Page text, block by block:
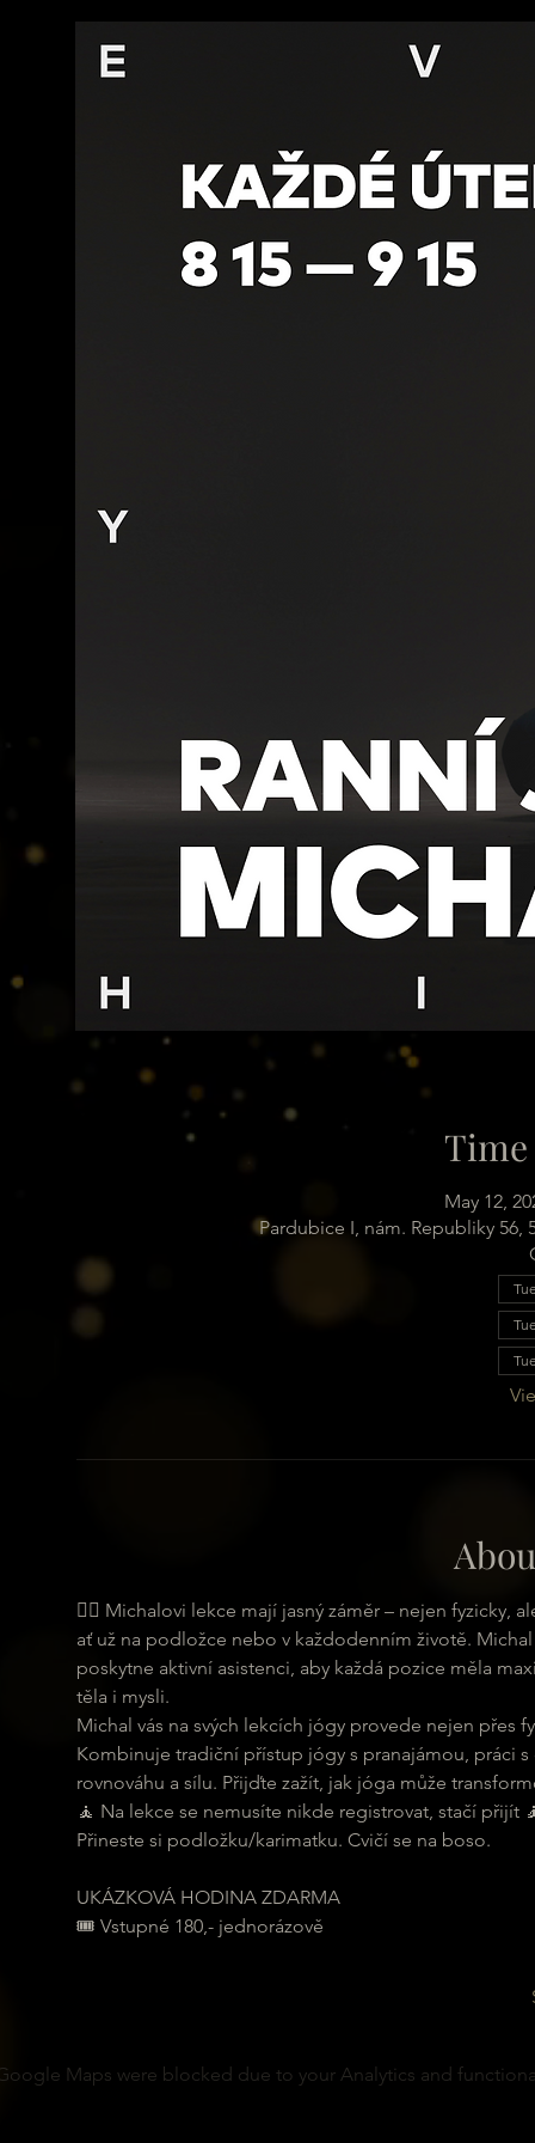
May 12,
Pardubice I, nám. Republiky 56,
🧘‍♀ Michalovi lekce mají jasný záměr – nejen
ať už na podložce nebo v každodenním životě.
poskytne aktivní asistenci, aby každá pozice měla
těla i mysli.
Michal vás na svých lekcích jógy provede nejen
Kombinuje tradiční přístup jógy s pranajámou, práci
rovnováhu a sílu. Přijďte zažít, jak jóga může
🧘 Na lekce se nemusíte nikde registrovat, stačí přijít
Přineste si podložku/karimatku. Cvičí se na boso.
UKÁZKOVÁ HODINA ZDARMA
🎟 Vstupné 180,- jednorázově
Maps were blocked due to your Analytics and